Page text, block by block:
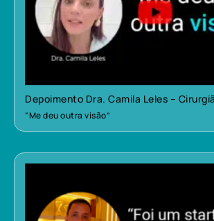
Depoimento Dra. Camila Leles –
“Me deu outra visão”